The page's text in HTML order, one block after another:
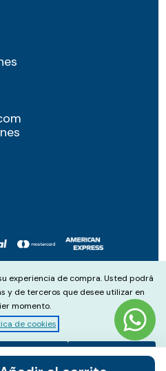
2026
seguros con:
experiencia de compra. Usted podrá
y de terceros que desee utilizar en
momento.
de cookies
Configurar